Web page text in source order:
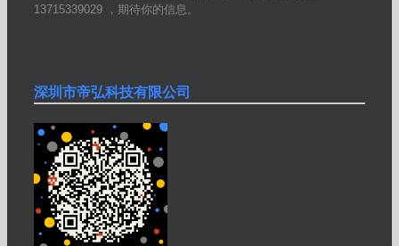
13715339029 ，期待你的信息。
深圳市帝弘科技有限公司